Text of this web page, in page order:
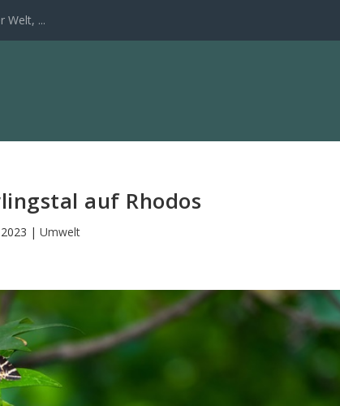
Welt, ...
auf Rhodos
| Umwelt